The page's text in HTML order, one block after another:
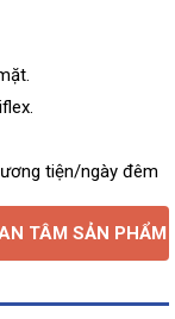
tiện/ngày đêm
TÂM SẢN PHẨM